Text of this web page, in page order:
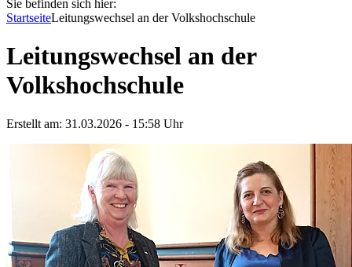
Sie befinden sich hier:
StartseiteLeitungswechsel an der Volkshochschule
Leitungswechsel an der
Volkshochschule
Erstellt am: 31.03.2026 - 15:58 Uhr